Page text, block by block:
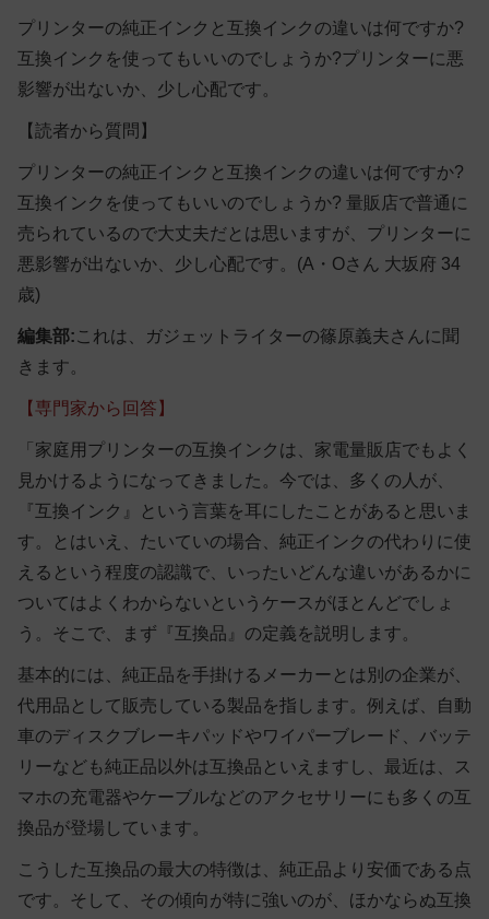
プリンターの純正インクと互換インクの違いは何ですか?
互換インクを使ってもいいのでしょうか?プリンターに悪
影響が出ないか、少し心配です。
【読者から質問】
プリンターの純正インクと互換インクの違いは何ですか?
互換インクを使ってもいいのでしょうか? 量販店で普通に
売られているので大丈夫だとは思いますが、プリンターに
悪影響が出ないか、少し心配です。 (A・Oさん 大坂府 34
歳)
編集部:これは、ガジェットライターの篠原義夫さんに聞
きます。
【専門家から回答】
「家庭用プリンターの互換インクは、家電量販店でもよく
見かけるようになってきました。今では、多くの人が、
『互換インク』という言葉を耳にしたことがあると思いま
す。とはいえ、たいていの場合、純正インクの代わりに使
えるという程度の認識で、いったいどんな違いがあるかに
ついてはよくわからないというケースがほとんどでしょ
う。そこで、まず『互換品』の定義を説明します。
基本的には、純正品を手掛けるメーカーとは別の企業が、
代用品として販売している製品を指します。例えば、自動
車のディスクブレーキパッドやワイパーブレード、バッテ
リーなども純正品以外は互換品といえますし、最近は、ス
マホの充電器やケーブルなどのアクセサリーにも多くの互
換品が登場しています。
こうした互換品の最大の特徴は、純正品より安価である点
です。そして、その傾向が特に強いのが、ほかならぬ互換